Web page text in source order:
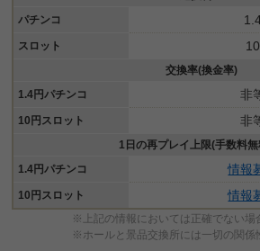
パチンコ
スロット
交換率(換金率)
1.4円パチンコ
非
10円スロット 非
1日の再プレイ上限(手数料
1.4円パチンコ
情報
10円スロット 情報
※上記の情報においては正確でない場
※ホールと景品交換所には一切の関係